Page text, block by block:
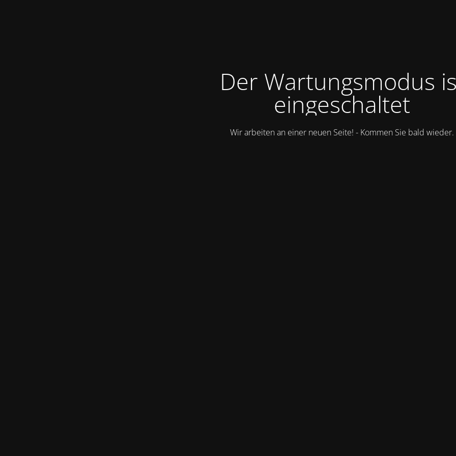
Der Wartungsmodus
eingeschaltet
Wir arbeiten an einer neuen Seite! - Kommen Sie bald wieder.